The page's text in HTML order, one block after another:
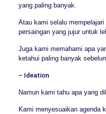
yang paling banyak.
Atau kami selalu
persaingan yang jujur untuk
Juga kami memahami apa
ketahui paling banyak
– Ideation
Namun kami tahu apa yang
Kami menyesuaikan agenda